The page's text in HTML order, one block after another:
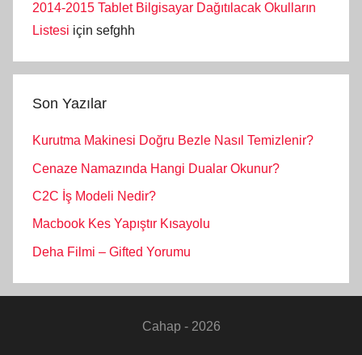
2014-2015 Tablet Bilgisayar Dağıtılacak Okulların
Listesi için sefghh
Son Yazılar
Kurutma Makinesi Doğru Bezle Nasıl Temizlenir?
Cenaze Namazında Hangi Dualar Okunur?
C2C İş Modeli Nedir?
Macbook Kes Yapıştır Kısayolu
Deha Filmi – Gifted Yorumu
Cahap - 2026